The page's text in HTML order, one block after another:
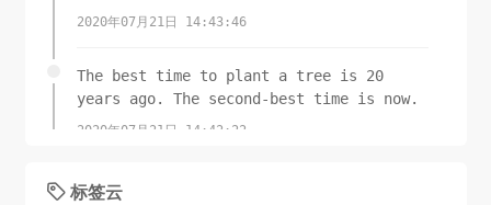
2020年07月21日 14:43:46
The best time to plant a tree is 20
years ago. The second-best time is now.
2020年07月21日 14:42:22
 标签云